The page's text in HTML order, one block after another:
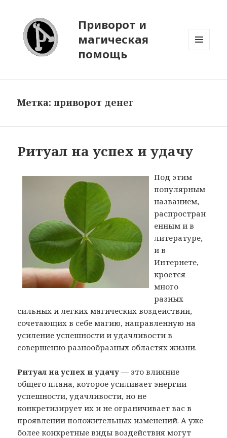
Приворот и
магическая
помощь
Метка:приворот денег
Ритуал на успех и удачу
Под этим
популярным
названием,
распростран
енным и в
литературе,
и в
Интернете,
кроется
много
разных
сильных и легких магических воздействий,
сочетающих в себе магию, направленную на
усиление успешности и удачливости в
совершенно разнообразных областях жизни.
Ритуал на успех и удачу — это влияние
общего плана, которое усиливает энергии
успешности, удачливости, но не
конкретизирует их и не ограничивает вас в
проявлении положительных изменений. А уже
более конкретные виды воздействия могут